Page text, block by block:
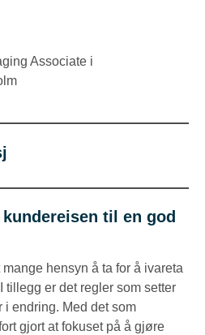
Associate i
til en god
hensyn å ta for å ivareta
tillegg er det regler som setter
i endring. Med det som
gjort at fokuset på å gjøre